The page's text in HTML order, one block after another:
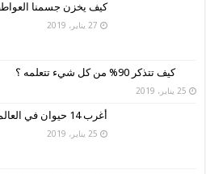
كيف يخزن جسمنا
27 يناير، 2019
كيف تتذكر 90% من كل شيء تتعلمه ؟
25 يناير، 2019
أغرب 14 حيوان في العالم !
25 يناير، 2019